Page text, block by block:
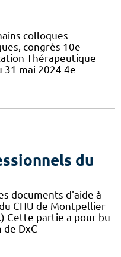
colloques
congrès 10e
Thérapeutique
31 mai 2024 4e
du
documents d'aide à
CHU de Montpellier
Cette partie a pour bu
DxC